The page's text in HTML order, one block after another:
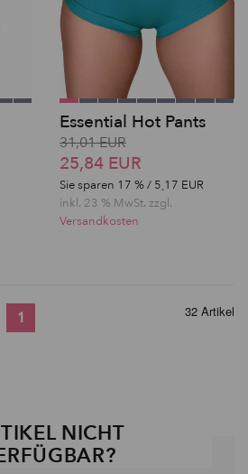
Essential Hot Pants
31,01 EUR
25,84 EUR
Sie sparen 17 % / 5,17 EUR
inkl. 23 % MwSt. zzgl.
Versandkosten
1 32 Artikel
NICHT